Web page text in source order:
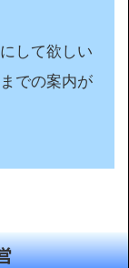
して欲しい
での案内が